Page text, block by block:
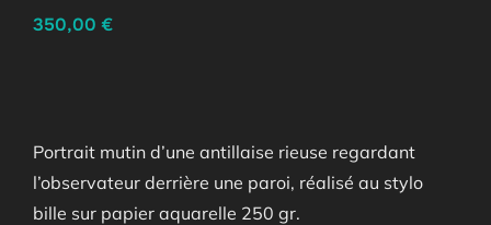
350,00 €
Portrait mutin d’une antillaise rieuse regardant
l’observateur derrière une paroi, réalisé au stylo
bille sur papier aquarelle 250 gr.